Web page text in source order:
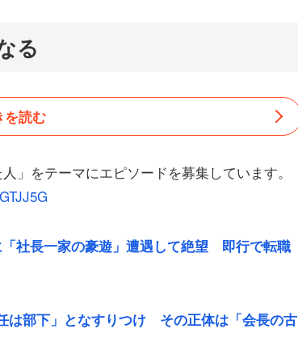
る
を読む
」をテーマにエピソードを募集しています。
社長一家の豪遊」遭遇して絶望 即行で転職
は部下」となすりつけ その正体は「会長の古